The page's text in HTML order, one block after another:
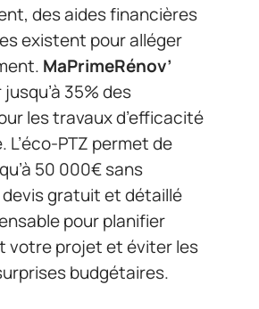
des aides financières
existent pour alléger
MaPrimeRénov’
35% des
les travaux d’efficacité
L’éco-PTZ permet de
50 000€ sans
gratuit et détaillé
pour planifier
votre projet et éviter les
budgétaires.